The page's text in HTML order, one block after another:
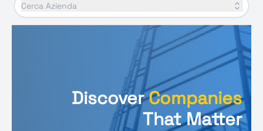
Cerca Azienda
DiscoverCompanies
That Matter